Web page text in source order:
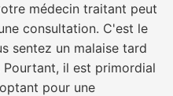
médecin traitant peut
consultation. C'est le
sentez un malaise tard
il est primordial
pour une